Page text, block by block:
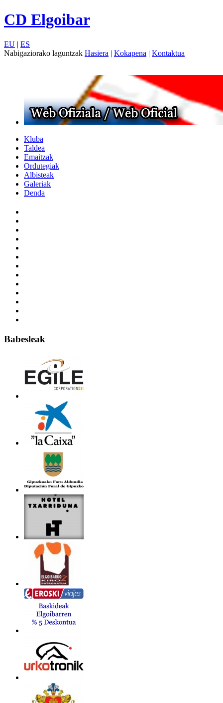
CD Elgoibar
EU | ES
Nabigaziorako laguntzak Hasiera | Kokapena | Kontaktua
Kluba
Taldea
Emaitzak
Ordutegiak
Albisteak
Galeriak
Denda
Babesleak